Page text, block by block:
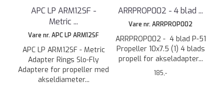
APC LP ARM12SF -
Metric ...
Vare nr. APC LP ARM12SF
APC LP ARM12SF - Metric
Adapter Rings Slo-Fly
Adaptere for propeller med
akseldiameter...
ARRPROP002 - 4 blad ...
Vare nr. ARRPROP002
ARRPROP002 - 4 blad P-51
Propeller 10x7.5 (1) 4 blads
propell for akseladapter...
185,-